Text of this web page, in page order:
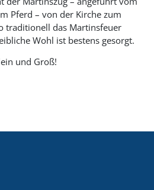
Pferd – von der Kirche zum
traditionell das Martinsfeuer
Wohl ist bestens gesorgt.
und Groß!